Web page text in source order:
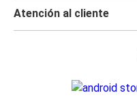
Atención al cliente